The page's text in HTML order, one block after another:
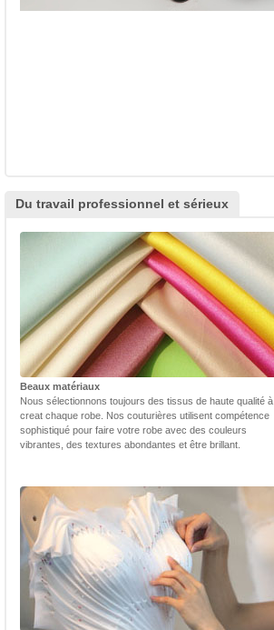
Du travail professionnel et sérieux
Beaux matériaux
Nous sélectionnons toujours des tissus de haute qualité à
creat chaque robe. Nos couturières utilisent compétence
sophistiqué pour faire votre robe avec des couleurs
vibrantes, des textures abondantes et être brillant.